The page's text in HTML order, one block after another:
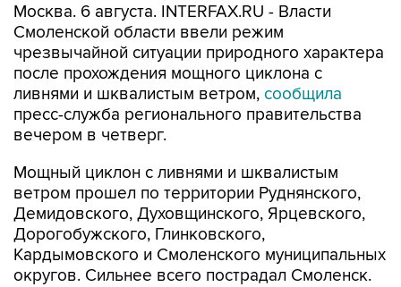
Москва. 6 августа. INTERFAX.RU - Власти
Смоленской области ввели режим
чрезвычайной ситуации природного характера
после прохождения мощного циклона с
ливнями и шквалистым ветром, сообщила
пресс-служба регионального правительства
вечером в четверг.
Мощный циклон с ливнями и шквалистым
ветром прошел по территории Руднянского,
Демидовского, Духовщинского, Ярцевского,
Дорогобужского, Глинковского,
Кардымовского и Смоленского муниципальных
округов. Сильнее всего пострадал Смоленск.